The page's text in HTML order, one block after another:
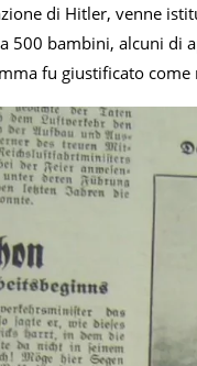
di Hitler, venne
500 bambini, alcuni di
fu giustificato come